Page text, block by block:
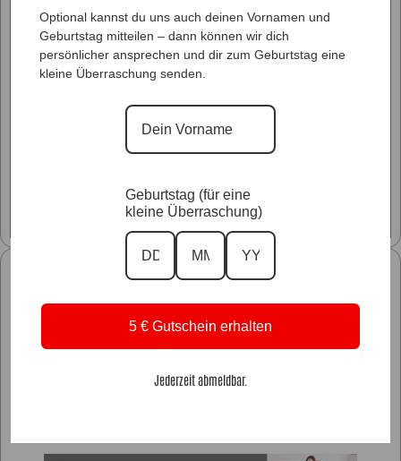
Unsere Kollektionen
Optional kannst du uns auch deinen Vornamen und
Geburtstag mitteilen – dann können wir dich
persönlicher ansprechen und dir zum Geburtstag eine
kleine Überraschung senden.
Geburtstag (für eine
kleine Überraschung)
5 € Gutschein erhalten
Jederzeit abmeldbar.